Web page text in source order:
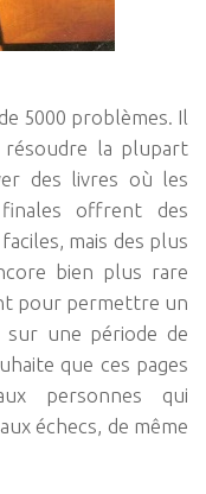
5000 problèmes. Il
la plupart
des livres où les
offrent des
mais des plus
bien plus rare
pour permettre un
une période de
que ces pages
personnes qui
échecs, de même